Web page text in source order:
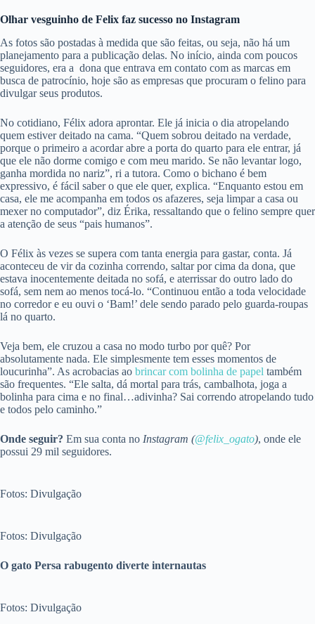
Olhar vesguinho de Felix faz sucesso no Instagram
As fotos são postadas à medida que são feitas, ou seja, não há um
planejamento para a publicação delas. No início, ainda com poucos
seguidores, era a dona que entrava em contato com as marcas em
busca de patrocínio, hoje são as empresas que procuram o felino para
divulgar seus produtos.
No cotidiano, Félix adora aprontar. Ele já inicia o dia atropelando
quem estiver deitado na cama. “Quem sobrou deitado na verdade,
porque o primeiro a acordar abre a porta do quarto para ele entrar, já
que ele não dorme comigo e com meu marido. Se não levantar logo,
ganha mordida no nariz”, ri a tutora. Como o bichano é bem
expressivo, é fácil saber o que ele quer, explica. “Enquanto estou em
casa, ele me acompanha em todos os afazeres, seja limpar a casa ou
mexer no computador”, diz Érika, ressaltando que o felino sempre quer
a atenção de seus “pais humanos”.
O Félix às vezes se supera com tanta energia para gastar, conta. Já
aconteceu de vir da cozinha correndo, saltar por cima da dona, que
estava inocentemente deitada no sofá, e aterrissar do outro lado do
sofá, sem nem ao menos tocá-lo. “Continuou então a toda velocidade
no corredor e eu ouvi o ‘Bam!’ dele sendo parado pelo guarda-roupas
lá no quarto.
Veja bem, ele cruzou a casa no modo turbo por quê? Por
absolutamente nada. Ele simplesmente tem esses momentos de
loucurinha”. As acrobacias ao brincar com bolinha de papel também
são frequentes. “Ele salta, dá mortal para trás, cambalhota, joga a
bolinha para cima e no final…adivinha? Sai correndo atropelando tudo
e todos pelo caminho.”
Onde seguir? Em sua conta no Instagram (@felix_ogato), onde ele
possui 29 mil seguidores.
Fotos: Divulgação
Fotos: Divulgação
O gato Persa rabugento diverte internautas
Fotos: Divulgação